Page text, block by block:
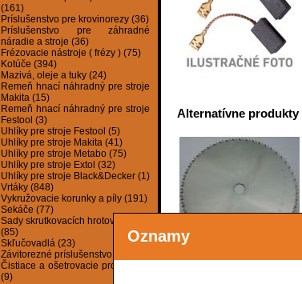
Oznamy
(161)
Príslušenstvo pre krovinorezy (36)
Príslušenstvo pre záhradné
náradie a stroje (36)
Frézovacie nástroje ( frézy ) (75)
Kotúče (394)
Mazivá, oleje a tuky (24)
Remeň hnací náhradný pre stroje
Makita (15)
Remeň hnací náhradný pre stroje
Festool (3)
Uhlíky pre stroje Festool (5)
Uhlíky pre stroje Makita (41)
Uhlíky pre stroje Metabo (75)
Uhlíky pre stroje Extol (32)
Uhlíky pre stroje Black&Decker (1)
Vrtáky (848)
Vykružovacie korunky a píly (191)
Sekáče (77)
Sady skrutkovacích hrotov ( bitov )
(85)
Skľučovadlá (23)
Závitorezné príslušenstvo (28)
Čistiace a ošetrovacie prostriedky
(9)
Alternatívne produkty